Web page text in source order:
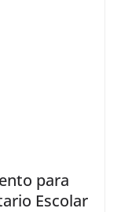
para
Escolar